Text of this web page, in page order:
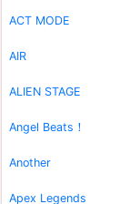
ACT MODE
AIR
ALIEN STAGE
Angel Beats！
Another
Apex Legends